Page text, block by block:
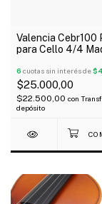
Valencia Cebr100
para Cello 4/4
6 cuotas sin interés de
$25.000,00
$22.500,00 con
depósito